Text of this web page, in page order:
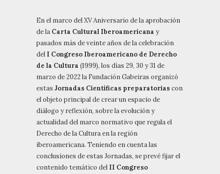
En el marco del XV Aniversario de la aprobación
de la Carta Cultural Iberoamericana y
pasados más de veinte años de la celebración
del I Congreso Iberoamericano de Derecho
de la Cultura (1999), los días 29, 30 y 31 de
marzo de 2022 la Fundación Gabeiras organizó
estas Jornadas Científicas preparatoriascon
el objeto principal de crear un espacio de
diálogo y reflexión, sobre la evolución y
actualidad del marco normativo que regula el
Derecho de la Cultura en la región
iberoamericana. Teniendo en cuenta las
conclusiones de estas Jornadas, se prevé fijar el
contenido temático del II Congreso